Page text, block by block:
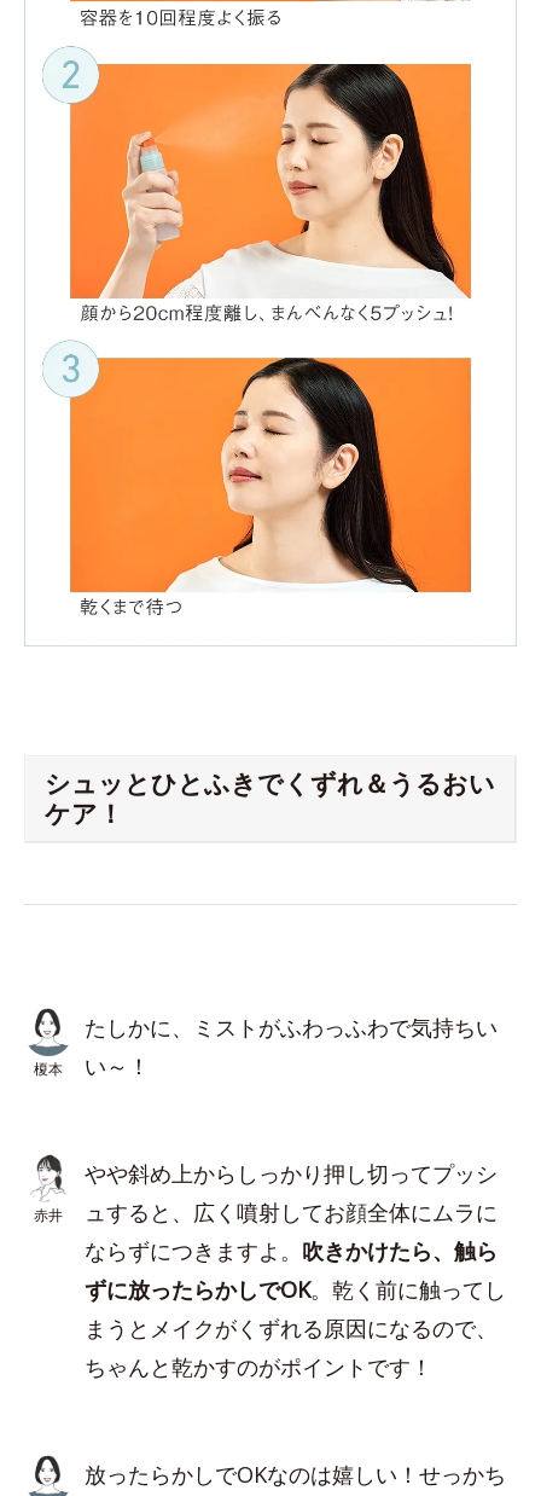
シュッとひとふきでくずれ＆うるおい
ケア！
榎本
たしかに、ミストがふわっふわで気持ちい
い～！
赤井
やや斜め上からしっかり押し切ってプッシ
ュすると、広く噴射してお顔全体にムラに
ならずにつきますよ。 吹きかけたら、触ら
ずに放ったらかしでOK。乾く前に触ってし
まうとメイクがくずれる原因になるので、
ちゃんと乾かすのがポイントです！
放ったらかしでOKなのは嬉しい！せっかち